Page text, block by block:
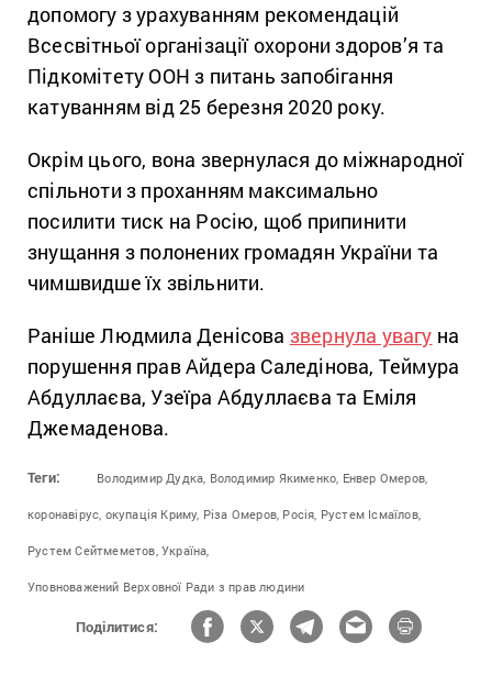
допомогу з урахуванням рекомендацій
Всесвітньої організації охорони здоров’я та
Підкомітету ООН з питань запобігання
катуванням від 25 березня 2020 року.
Окрім цього, вона звернулася до міжнародної
спільноти з проханням максимально
посилити тиск на Росію, щоб припинити
знущання з полонених громадян України та
чимшвидше їх звільнити.
Раніше Людмила Денісова звернула увагу на
порушення прав Айдера Саледінова, Теймура
Абдуллаєва, Узеїра Абдуллаєва та Еміля
Джемаденова.
Теги: Володимир Дудка, Володимир Якименко, Енвер Омеров,
коронавірус, окупація Криму, Різа Омеров, Росія, Рустем Ісмаїлов,
Рустем Сейтмеметов, Україна,
Уповноважений Верховної Ради з прав людини
Поділитися: